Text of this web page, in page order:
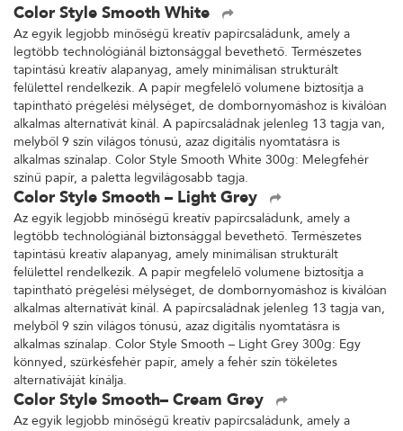
Color Style Smooth White
Az egyik legjobb minőségű kreatív papírcsaládunk, amely a
legtöbb technológiánál biztonsággal bevethető. Természetes
tapintású kreatív alapanyag, amely minimálisan strukturált
felülettel rendelkezik. A papír megfelelő volumene biztosítja a
tapintható prégelési mélységet, de dombornyomáshoz is kiválóan
alkalmas alternatívát kínál. A papírcsaládnak jelenleg 13 tagja van,
melyből 9 szín világos tónusú, azaz digitális nyomtatásra is
alkalmas színalap. Color Style Smooth White 300g: Melegfehér
színű papír, a paletta legvilágosabb tagja.
Color Style Smooth – Light Grey
Az egyik legjobb minőségű kreatív papírcsaládunk, amely a
legtöbb technológiánál biztonsággal bevethető. Természetes
tapintású kreatív alapanyag, amely minimálisan strukturált
felülettel rendelkezik. A papír megfelelő volumene biztosítja a
tapintható prégelési mélységet, de dombornyomáshoz is kiválóan
alkalmas alternatívát kínál. A papírcsaládnak jelenleg 13 tagja van,
melyből 9 szín világos tónusú, azaz digitális nyomtatásra is
alkalmas színalap. Color Style Smooth – Light Grey 300g: Egy
könnyed, szürkésfehér papír, amely a fehér szín tökéletes
alternatíváját kínálja.
Color Style Smooth– Cream Grey
Az egyik legjobb minőségű kreatív papírcsaládunk, amely a